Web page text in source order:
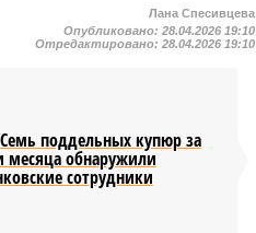
Лана Спесивцева
Опубликовано:28.04.2026 19:10
Отредактировано:28.04.2026 19:10
Семь поддельных купюр за
месяца обнаружили
сотрудники